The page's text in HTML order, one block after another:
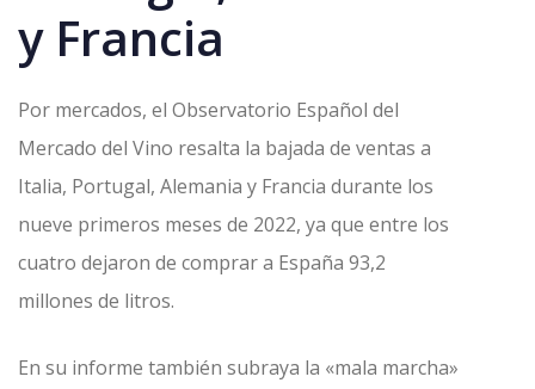
y Francia
Por mercados, el Observatorio Español del
Mercado del Vino resalta la bajada de ventas a
Italia, Portugal, Alemania y Francia durante los
nueve primeros meses de 2022, ya que entre los
cuatro dejaron de comprar a España 93,2
millones de litros.
En su informe también subraya la «mala marcha»